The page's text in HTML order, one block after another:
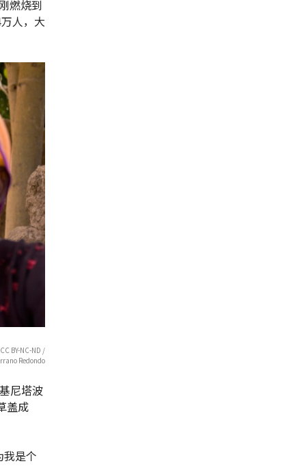
燃烧到
人，大
BY-NC-ND /
Redondo
尼塔波
盖成
是个